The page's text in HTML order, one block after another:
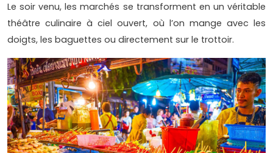
Le soir venu, les marchés se transforment en un véritable
théâtre culinaire à ciel ouvert, où l’on mange avec les
doigts, les baguettes ou directement sur le trottoir.